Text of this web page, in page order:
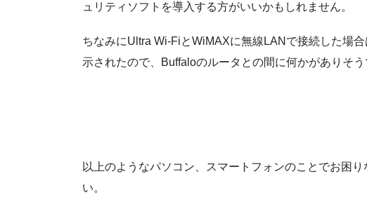
ュリティソフトを導入する方がいいかもしれません。
ちなみにUltra Wi-FiとWiMAXに無線LANで接続した場
示されたので、Buffaloのルータとの間に何かがありそう
以上のようなパソコン、スマートフォンのことでお困
い。